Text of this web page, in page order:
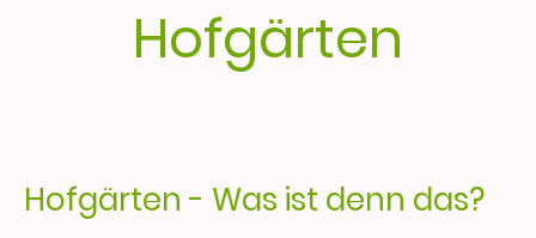
Hofgärten
Hofgärten - Was ist denn das?